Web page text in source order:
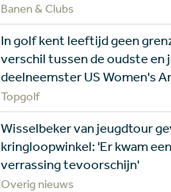
Banen & Clubs
In golf kent leeftijd geen
verschil tussen de oudste en
deelneemster US Women's
Topgolf
Wisselbeker van jeugdtour
kringloopwinkel: 'Er kwam
verrassing tevoorschijn'
Overig nieuws